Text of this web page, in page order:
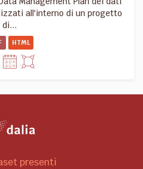
all'interno di un progetto
di...
HTML
presenti